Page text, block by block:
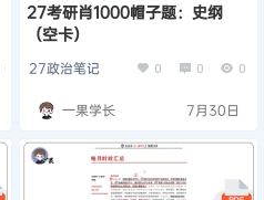
27考研肖1000帽子题：史纲
（空卡）
27政治笔记 0 0 0
一果学长 7月30日